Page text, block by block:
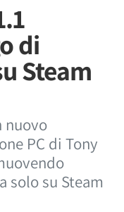
di
Steam
nuovo
PC di Tony
solo su Steam